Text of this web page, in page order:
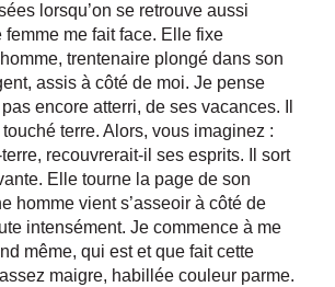
lorsqu’on se retrouve aussi
me fait face. Elle fixe
trentenaire plongé dans son
assis à côté de moi. Je pense
encore atterri, de ses vacances. Il
touché terre. Alors, vous imaginez :
recouvrerait-il ses esprits. Il sort
Elle tourne la page de son
homme vient s’asseoir à côté de
intensément. Je commence à me
même, qui est et que fait cette
maigre, habillée couleur parme.